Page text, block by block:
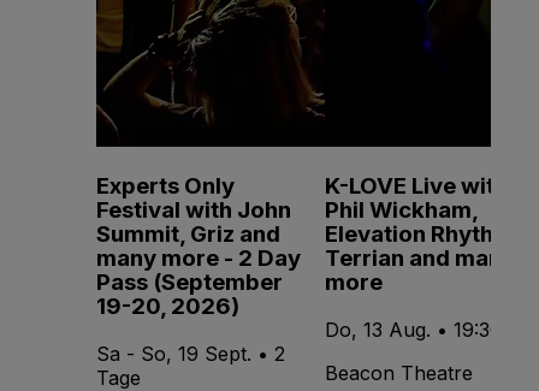
Experts Only
Festival with John
Summit, Griz and
many more - 2 Day
Pass (September
19-20, 2026)
Sa - So, 19 Sept. • 2
Tage
K-LOVE Live with
Phil Wickham,
Elevation Rhythm,
Terrian and many
more
Do, 13 Aug. • 19:30
Beacon Theatre